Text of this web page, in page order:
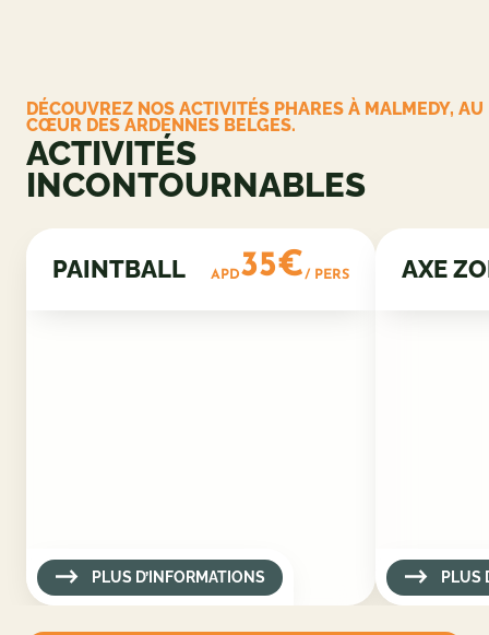
DÉCOUVREZ NOS ACTIVITÉS PHARES À MALMEDY, AU
CŒUR DES ARDENNES BELGES.
ACTIVITÉS
INCONTOURNABLES
PAINTBALL APD35€/ PERS
PLUS D’INFORMATIONS
AXE
PLUS